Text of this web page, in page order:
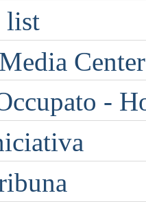
list
-